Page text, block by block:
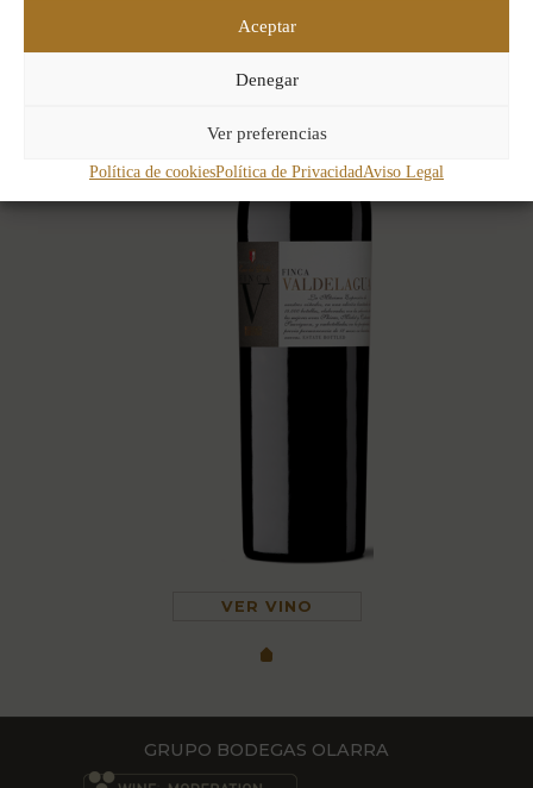
Aceptar
Denegar
Ver preferencias
Política de cookiesPolítica de PrivacidadAviso Legal
VER VINO
GRUPO BODEGAS OLARRA